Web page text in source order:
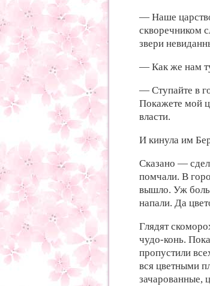
— Наше
скворечником
звери
— Как же нам
— Ступайте в
Покажете мой
власти.
И кинула им
Сказано —
помчали. В
вышло. Уж
напали. Да
Глядят
чудо-конь.
пропустили
вся цветными
зачарованные,